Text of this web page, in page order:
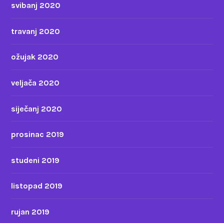
svibanj 2020
travanj 2020
ožujak 2020
veljača 2020
siječanj 2020
prosinac 2019
studeni 2019
listopad 2019
rujan 2019